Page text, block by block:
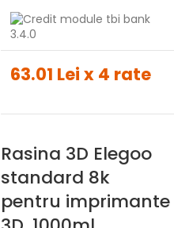
63.01 Lei x 4 rate
Rasina 3D Elegoo
standard 8k
pentru imprimante